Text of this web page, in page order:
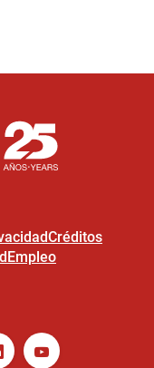
Créditos
Empleo